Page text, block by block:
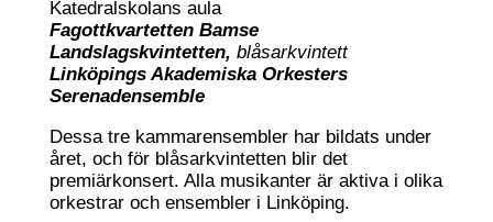
Katedralskolans aula
Fagottkvartetten Bamse
Landslagskvintetten, blåsarkvintett
Linköpings Akademiska Orkesters
Serenadensemble
Dessa tre kammarensembler har bildats under
året, och för blåsarkvintetten blir det
premiärkonsert. Alla musikanter är aktiva i olika
orkestrar och ensembler i Linköping.